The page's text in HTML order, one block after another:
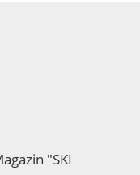
"SKI